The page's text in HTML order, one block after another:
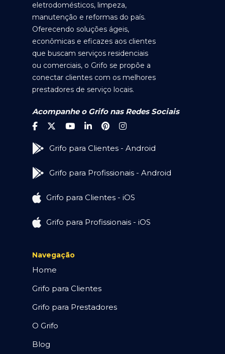
eletrodomésticos, limpeza,
manutenção e reformas do país.
Oferecendo soluções ágeis,
econômicas e eficazes aos clientes
que buscam serviços residenciais
ou comerciais, o Grifo se propõe a
conectar clientes com os melhores
prestadores de serviço locais.
Acompanhe o Grifo nas Redes Sociais
Grifo para Clientes - Android
Grifo para Profissionais - Android
Grifo para Clientes - iOS
Grifo para Profissionais - iOS
Navegação
Home
Grifo para Clientes
Grifo para Prestadores
O Grifo
Blog